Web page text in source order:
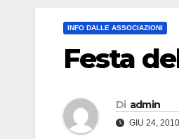
INFO DALLE ASSOCIAZIONI
Festa
Di admin
GIU 24, 2010